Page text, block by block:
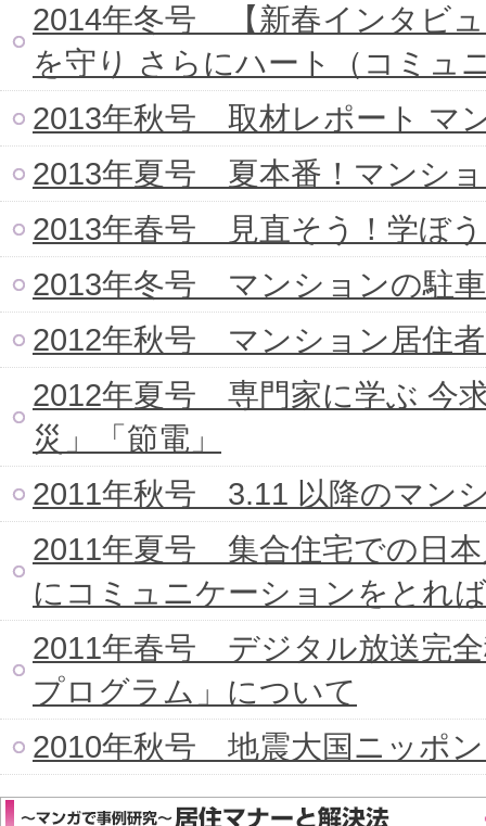
2014年冬号 【新春インタビ
を守り さらにハート（コミュ
2013年秋号 取材レポート マ
2013年夏号 夏本番！マンシ
2013年春号 見直そう！学ぼ
2013年冬号 マンションの駐
2012年秋号 マンション居住者
2012年夏号 専門家に学ぶ 今
災」「節電」
2011年秋号 3.11 以降のマン
2011年夏号 集合住宅での日
にコミュニケーションをとれ
2011年春号 デジタル放送完
プログラム」について
2010年秋号 地震大国ニッポ